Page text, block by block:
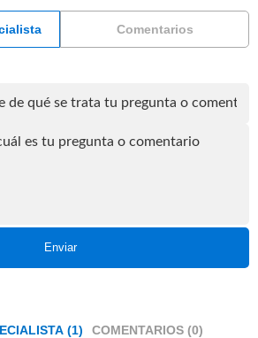
especialista Comentarios
Enviar
(1) COMENTARIOS (0)